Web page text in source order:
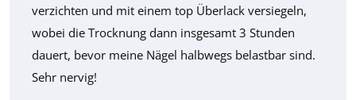
verzichten und mit einem top Überlack versiegeln,
wobei die Trocknung dann insgesamt 3 Stunden
dauert, bevor meine Nägel halbwegs belastbar sind.
Sehr nervig!